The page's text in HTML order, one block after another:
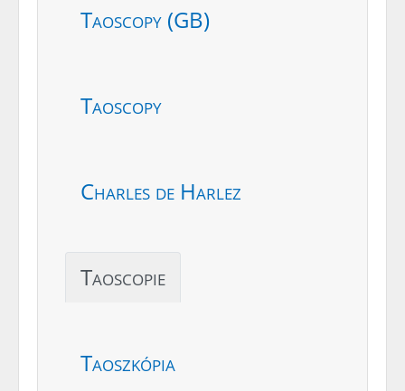
Taoscopy (GB)
Taoscopy
Charles de Harlez
Taoscopie
Taoszkópia